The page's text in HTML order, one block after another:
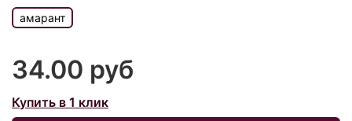
амарант
34.00 руб
Купить в 1 клик